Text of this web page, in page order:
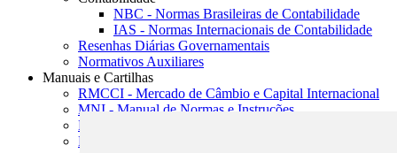
NBC - Normas Brasileiras de Contabilidade
IAS - Normas Internacionais de Contabilidade
Resenhas Diárias Governamentais
Normativos Auxiliares
Manuais e Cartilhas
RMCCI - Mercado de Câmbio e Capital Internacional
MNI - Manual de Normas e Instruções
MTVM - Manual de Títulos e Valores Mobiliários
MCR - Manual de Crédito Rural